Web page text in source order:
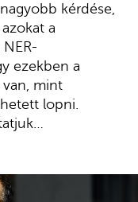
kérdése,
a
ezekben a
mint
lopni.